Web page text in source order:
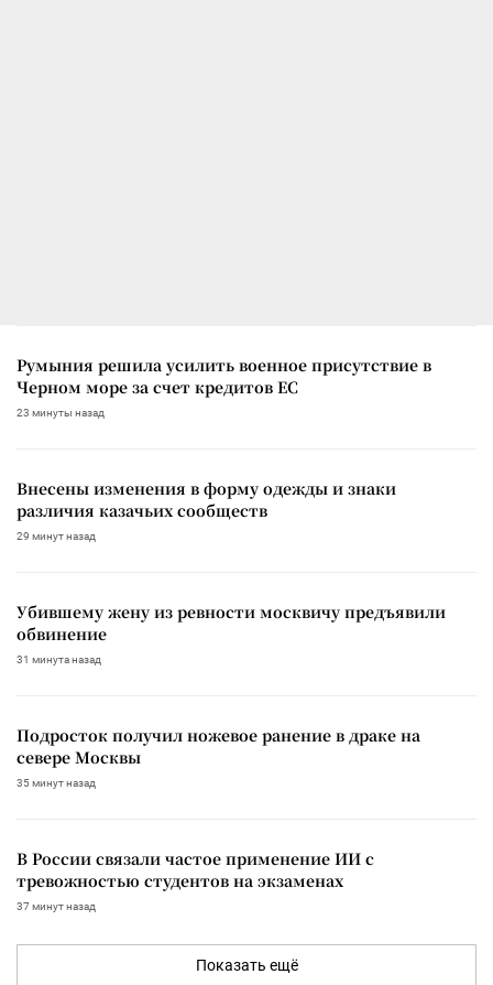
Румыния решила усилить военное присутствие в
Черном море за счет кредитов ЕС
23 минуты назад
Внесены изменения в форму одежды и знаки
различия казачьих сообществ
29 минут назад
Убившему жену из ревности москвичу предъявили
обвинение
31 минута назад
Подросток получил ножевое ранение в драке на
севере Москвы
35 минут назад
В России связали частое применение ИИ с
тревожностью студентов на экзаменах
37 минут назад
Показать ещё